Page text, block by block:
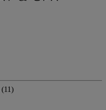
(11)